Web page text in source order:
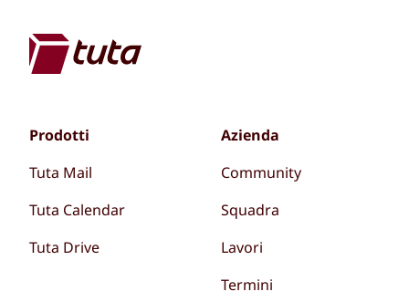
Prodotti
Tuta Mail
Tuta Calendar
Tuta Drive
Azienda
Community
Squadra
Lavori
Termini